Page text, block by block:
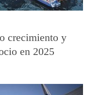
crecimiento y
en 2025